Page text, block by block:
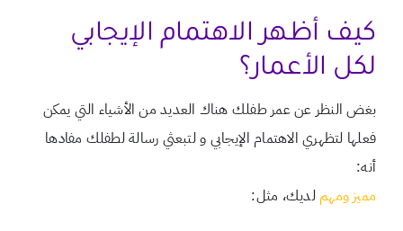
كيف أظهر الاهتمام الإيجابي
لكل الأعمار؟
بغض النظر عن عمر طفلك هناك العديد من الأشياء التي يمكن
فعلها لتظهري الاهتمام الإيجابي و لتبعثي رسالة لطفلك مفادها
أنه:
مميز ومهم لديك، مثل: